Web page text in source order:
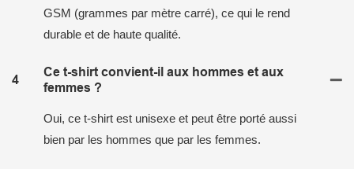
GSM (grammes par mètre carré), ce qui le rend
durable et de haute qualité.
4
Ce t-shirt convient-il aux hommes et aux
femmes ?
Oui, ce t-shirt est unisexe et peut être porté aussi
bien par les hommes que par les femmes.